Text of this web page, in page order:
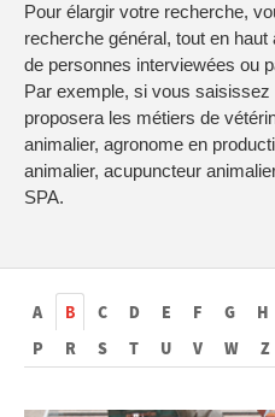
Pour élargir votre recherche,
recherche général, tout en
de personnes interviewées ou
Par exemple, si vous
proposera les métiers de
animalier, agronome en
animalier, acupuncteur
SPA.
A B C D E F G H
P
R S T U V W Z